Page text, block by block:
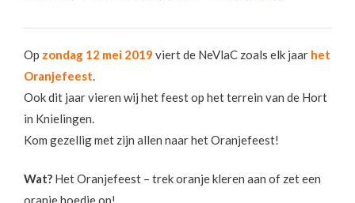
Op zondag 12 mei 2019 viert de NeVlaC zoals elk jaar het
Oranjefeest.
Ook dit jaar vieren wij het feest op het terrein van de Hort
in Knielingen.
Kom gezellig met zijn allen naar het Oranjefeest!
Wat? Het Oranjefeest – trek oranje kleren aan of zet een